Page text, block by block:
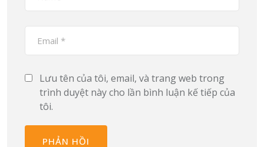
Lưu tên của tôi, email, và trang web trong
trình duyệt này cho lần bình luận kế tiếp của
tôi.